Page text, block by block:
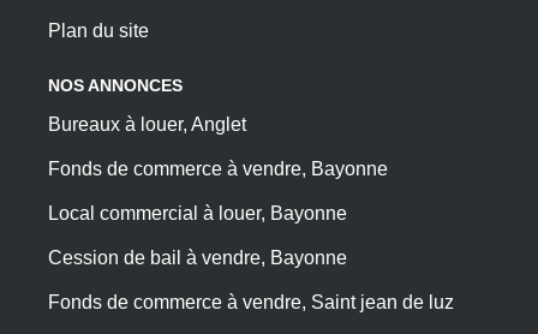
Plan du site
NOS ANNONCES
Bureaux à louer, Anglet
Fonds de commerce à vendre, Bayonne
Local commercial à louer, Bayonne
Cession de bail à vendre, Bayonne
Fonds de commerce à vendre, Saint jean de luz